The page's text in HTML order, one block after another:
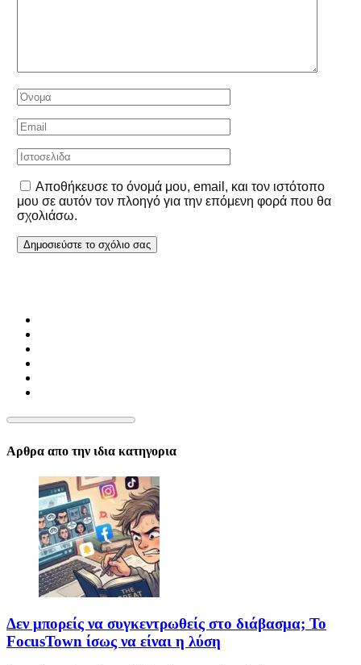
Αποθήκευσε το όνομά μου, email, και τον ιστότοπο
μου σε αυτόν τον πλοηγό για την επόμενη φορά που θα
σχολιάσω.
Αρθρα απο την ιδια κατηγορια
Δεν μπορείς να συγκεντρωθείς στο διάβασμα; Το
FocusTown ίσως να είναι η λύση